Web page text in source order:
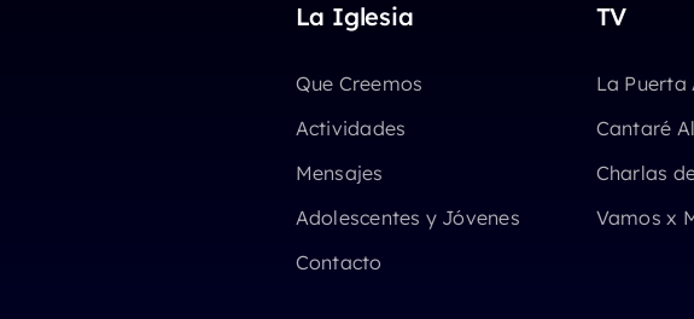
La Iglesia
Que Creemos
Actividades
Mensajes
Adolescentes y Jóvenes
Contacto
TV
La Puerta
Cantaré
Charlas
Vamos x